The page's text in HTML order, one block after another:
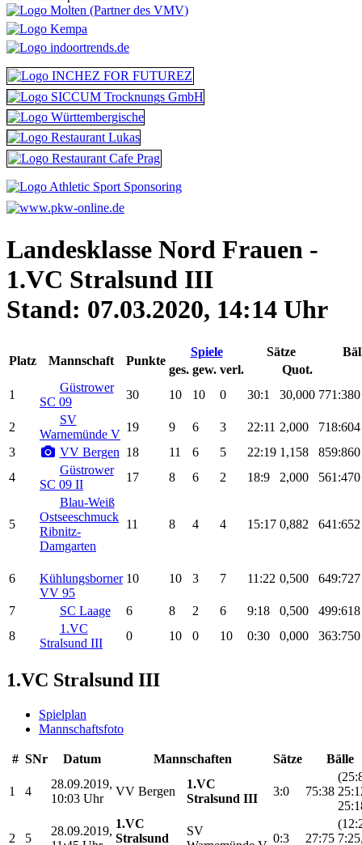
Landesklasse Nord Frauen -
1.VC Stralsund III
Stand: 07.03.2020, 14:14 Uhr
Platz Mannschaft Punkte
Spiele Sätze
ges. gew. verl.
Quot.
1
Güstrower
SC 09
30 10 10 0 30:1 30,000 771:380
2
SV
Warnemünde V
19 9 6 3 22:11 2,000
718:604
3
VV Bergen 18 11 6 5 22:19 1,158
859:860
4
Güstrower
SC 09 II
17 8 6 2 18:9 2,000 561:470
5
Blau-Weiß
Ostseeschmuck
Ribnitz-
Damgarten
11 8 4 4 15:17 0,882 641:652
6
Kühlungsborner
VV 95
10 10 3 7 11:22 0,500 649:727
7 SC Laage 6 8 2 6 9:18 0,500
499:618
8
1.VC
Stralsund III
0 10 0 10 0:30 0,000 363:750
1.VC Stralsund III
Spielplan
Mannschaftsfoto
# SNr Datum Mannschaften Sätze Bälle
1 4
28.09.2019,
10:03 Uhr
VV Bergen
1.VC
Stralsund III
3:0 75:38
2 5
28.09.2019,
1.VC
Stralsund
SV
0:3 27:75